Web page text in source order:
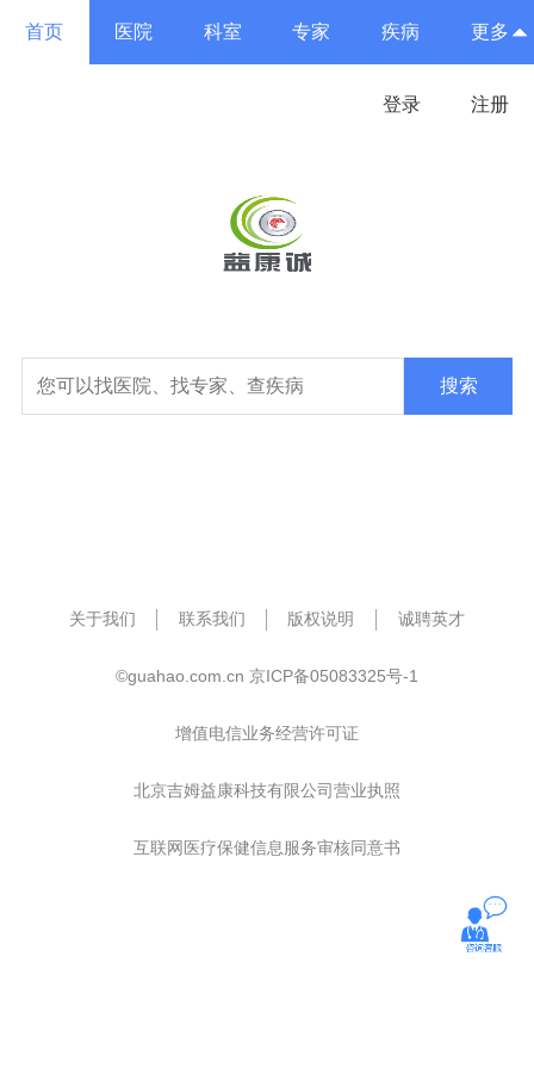
首页 医院 科室 专家 疾病 更多
登录 注册
搜索
关于我们 联系我们 版权说明 诚聘英才
©guahao.com.cn 京ICP备05083325号-1
增值电信业务经营许可证
北京吉姆益康科技有限公司营业执照
互联网医疗保健信息服务审核同意书